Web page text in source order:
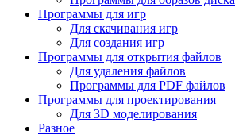
Программы для игр
Для скачивания игр
Для создания игр
Программы для открытия файлов
Для удаления файлов
Программы для PDF файлов
Программы для проектирования
Для 3D моделирования
Разное